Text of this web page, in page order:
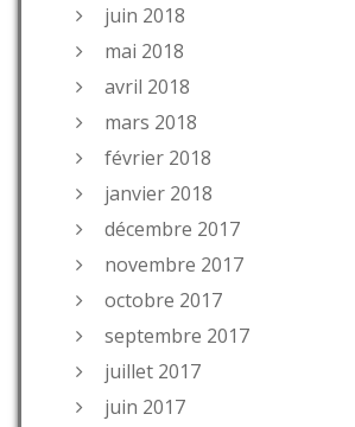
juin 2018
mai 2018
avril 2018
mars 2018
février 2018
janvier 2018
décembre 2017
novembre 2017
octobre 2017
septembre 2017
juillet 2017
juin 2017